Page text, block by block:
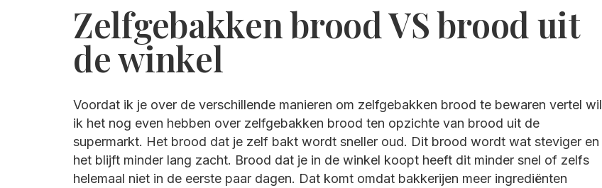
Zelfgebakken brood VS brood uit
de winkel
Voordat ik je over de verschillende manieren om zelfgebakken brood te bewaren vertel wil
ik het nog even hebben over zelfgebakken brood ten opzichte van brood uit de
supermarkt. Het brood dat je zelf bakt wordt sneller oud. Dit brood wordt wat steviger en
het blijft minder lang zacht. Brood dat je in de winkel koopt heeft dit minder snel of zelfs
helemaal niet in de eerste paar dagen. Dat komt omdat bakkerijen meer ingrediënten